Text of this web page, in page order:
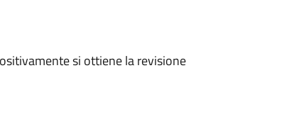
si ottiene la revisione